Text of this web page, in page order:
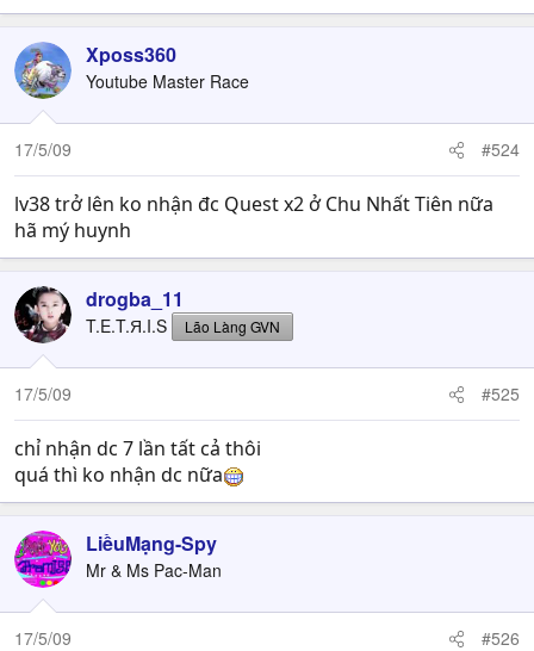
Xposs360
Youtube Master Race
17/5/09 #524
lv38 trở lên ko nhận đc Quest x2 ở Chu Nhất Tiên nữa
hã mý huynh
drogba_11
T.E.T.Я.I.S Lão Làng GVN
17/5/09 #525
chỉ nhận dc 7 lần tất cả thôi
quá thì ko nhận dc nữa
LiềuMạng-Spy
Mr & Ms Pac-Man
17/5/09 #526